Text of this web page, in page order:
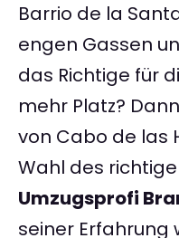
Barrio de la
engen Gassen
das Richtige für
mehr Platz?
von Cabo de las
Wahl des
Umzugsprofi
seiner Erfahrung